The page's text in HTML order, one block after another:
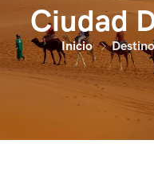
Ciudad
Inicio Destino